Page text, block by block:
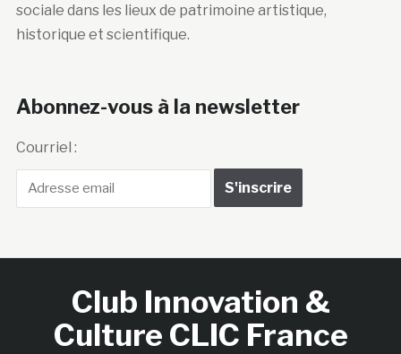
sociale dans les lieux de patrimoine artistique,
historique et scientifique.
Abonnez-vous à la newsletter
Courriel :
Club Innovation &
Culture CLIC France